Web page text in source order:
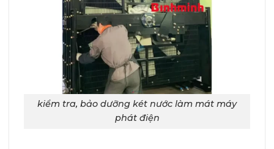
kiểm tra, bảo dưỡng két nước làm mát máy
phát điện